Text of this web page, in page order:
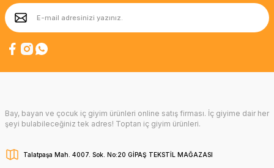
Bay, bayan ve çocuk iç giyim ürünleri online satış firması. İç giyime dair her
şeyi bulabileceğiniz tek adres! Toptan iç giyim ürünleri.
Talatpaşa Mah. 4007. Sok. No:20 GİPAŞ TEKSTİL MAĞAZASI